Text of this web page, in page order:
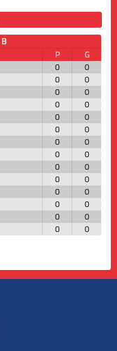
P
G
0
0
0
0
0
0
0
0
0
0
0
0
0
0
0
0
0
0
0
0
0
0
0
0
0
0
0 0